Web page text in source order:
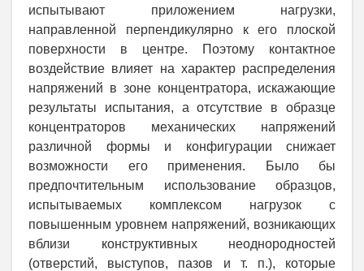
испытывают приложением нагрузки,
направленной перпендикулярно к его плоской
поверхности в центре. Поэтому контактное
воздействие влияет на характер распределения
напряжений в зоне концентратора, искажающие
результаты испытания, а отсутствие в образце
концентраторов механических напряжений
различной формы и конфигурации снижает
возможности его применения. Было бы
предпочтительным использование образцов,
испытываемых комплексом нагрузок с
повышенным уровнем напряжений, возникающих
вблизи конструктивных неоднородностей
(отверстий, выступов, пазов и т. п.), которые